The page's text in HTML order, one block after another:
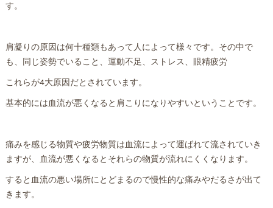
す。
肩凝りの原因は何十種類もあって人によって様々です。その中で
も、同じ姿勢でいること、運動不足、ストレス、眼精疲労
これらが4大原因だとされています。
基本的には血流が悪くなると肩こりになりやすいということです。
痛みを感じる物質や疲労物質は血流によって運ばれて流されていき
ますが、血流が悪くなるとそれらの物質が流れにくくなります。
すると血流の悪い場所にとどまるので慢性的な痛みやだるさが出て
きます。